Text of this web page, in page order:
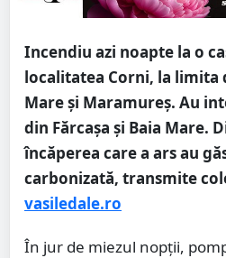
Incendiu azi noapte la o
localitatea Corni, la limita
Mare și Maramureș. Au
din Fărcașa și Baia Mare.
încăperea care a ars au
carbonizată, transmite
vasiledale.ro
În jur de miezul nopții,